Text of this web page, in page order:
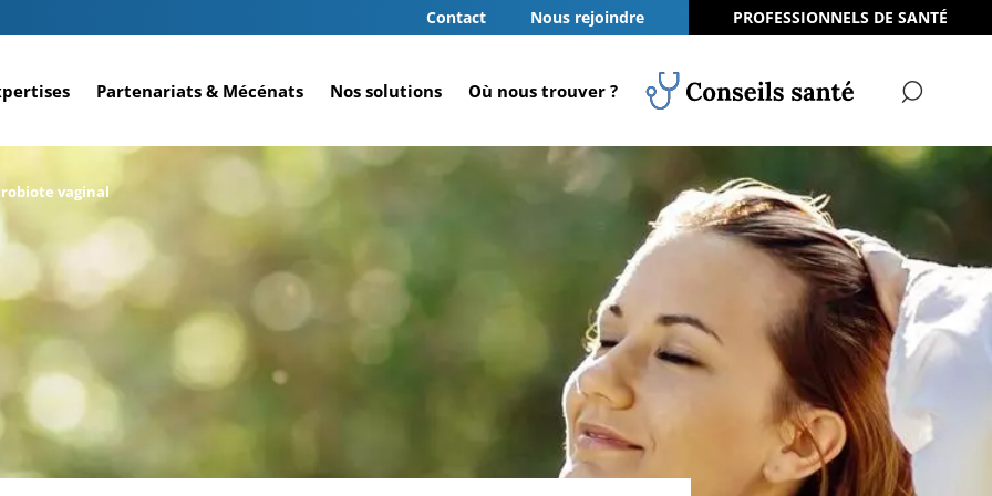
Contact Nous rejoindre PROFESSIONNELS DE SANTÉ
Partenariats & Mécénats Nos solutions
Où nous trouver ?
vaginal